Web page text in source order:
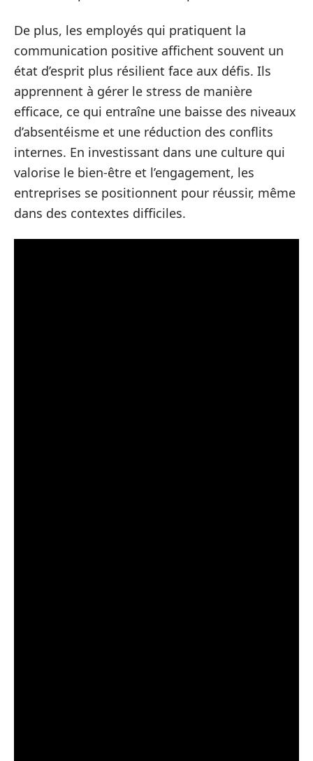
De plus, les employés qui pratiquent la
communication positive affichent souvent un
état d’esprit plus résilient face aux défis. Ils
apprennent à gérer le stress de manière
efficace, ce qui entraîne une baisse des niveaux
d’absentéisme et une réduction des conflits
internes. En investissant dans une culture qui
valorise le bien-être et l’engagement, les
entreprises se positionnent pour réussir, même
dans des contextes difficiles.